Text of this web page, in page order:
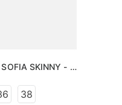
SKINNY -
38